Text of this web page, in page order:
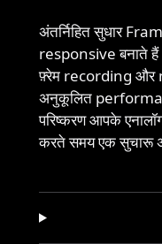
अंतर्निहित सुधार
responsive बनाते
फ़्रेम recording और
अनुकूलित
परिष्करण आपके
करते समय एक सुचारू